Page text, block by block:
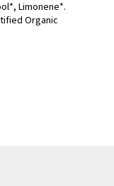
Limonene*.
Organic